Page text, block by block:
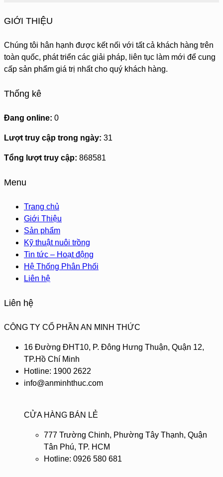
GIỚI THIỆU
Chúng tôi hân hạnh được kết nối với tất cả khách hàng trên
toàn quốc, phát triển các giải pháp, liên tục làm mới để cung
cấp sản phẩm giá trị nhất cho quý khách hàng.
Thống kê
Đang online: 0
Lượt truy cập trong ngày: 31
Tổng lượt truy cập: 868581
Menu
Trang chủ
Giới Thiệu
Sản phẩm
Kỹ thuật nuôi trồng
Tin tức – Hoạt động
Hệ Thống Phân Phối
Liên hệ
Liên hệ
CÔNG TY CỔ PHẦN AN MINH THỨC
16 Đường ĐHT10, P. Đông Hưng Thuận, Quận 12,
TP.Hồ Chí Minh
Hotline: 1900 2622
info@anminhthuc.com
CỬA HÀNG BÁN LẺ
777 Trường Chinh, Phường Tây Thạnh, Quận
Tân Phú, TP. HCM
Hotline: 0926 580 681